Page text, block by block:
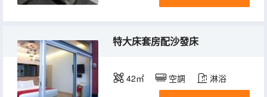
特大床套房配沙發床
42㎡ 空調 淋浴